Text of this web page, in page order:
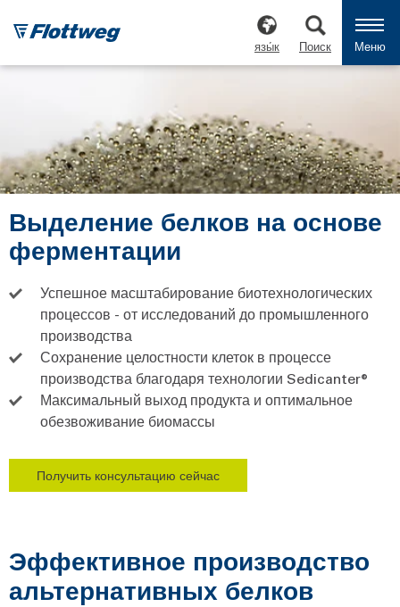
язы́к Поиск Меню
Выделение белков на основе
ферментации
Успешное масштабирование биотехнологических
процессов - от исследований до промышленного
производства
Сохранение целостности клеток в процессе
производства благодаря технологии Sedicanter®
Максимальный выход продукта и оптимальное
обезвоживание биомассы
Получить консультацию сейчас
Эффективное производство
альтернативных белков